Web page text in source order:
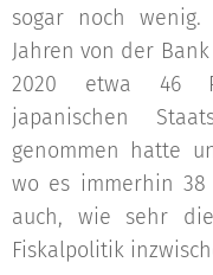
sogar noch
Jahren von der
2020 etwa 46
japanischen
genommen hatte
wo es immerhin 38
auch, wie sehr
Fiskalpolitik